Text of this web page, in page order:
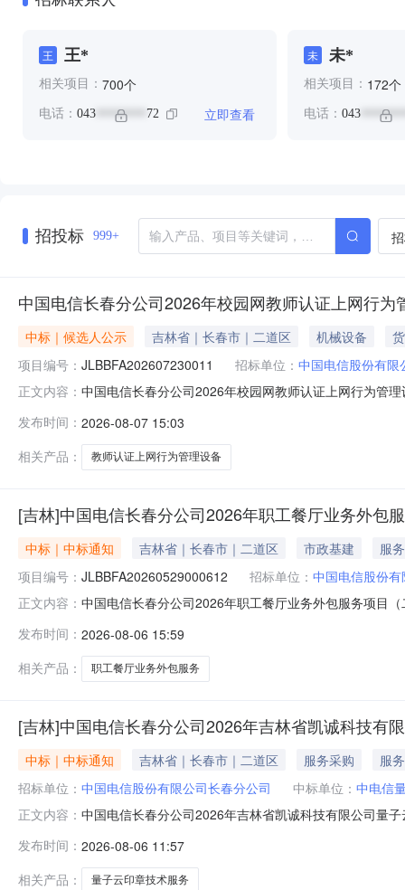
王 王*
相关项目： 700个
电话： 043 ******** 72 立即查看
未 未*
相关项目： 172个
电话： 043
招投标 999+
中国电信长春分公司2026年校园网教师认证上网行
中标｜候选人公示 吉林省｜长春市｜二道区 机械设备
项目编号： JLBBFA202607230011 招标单位： 中国电信股份有限
正文内容： 中国电信长春分公司2026年校园网教师认证上网行为管
响应文件的评审，评审结果如下：（一）成交候选人情
（1）单
发布时间： 2026-08-07 15:03
相关产品：
教师认证上网行为管理设备
[吉林]中国电信长春分公司2026年职工餐厅业务外包
中标｜中标通知 吉林省｜长春市｜二道区 市政基建
服务
项目编号： JLBBFA20260529000612 招标单位： 中国电信股份
正文内容： 中国电信长春分公司2026年职工餐厅业务外包服务项目
餐饮娱乐服务有限公司1招标代理机构：荣晟招投标有限
发布时间： 2026-08-06 15:59
相关产品：
职工餐厅业务外包服务
[吉林]中国电信长春分公司2026年吉林省凯诚科技有
中标｜中标通知 吉林省｜长春市｜二道区 服务采购
服务
招标单位： 中国电信股份有限公司长春分公司 中标单位： 中电信
正文内容： 中国电信长春分公司2026年吉林省凯诚科技有限公司量
1家二、直接采购供应商中电信量子信息科技集团有限公
发布时间： 2026-08-06 11:57
相关产品：
量子云印章技术服务